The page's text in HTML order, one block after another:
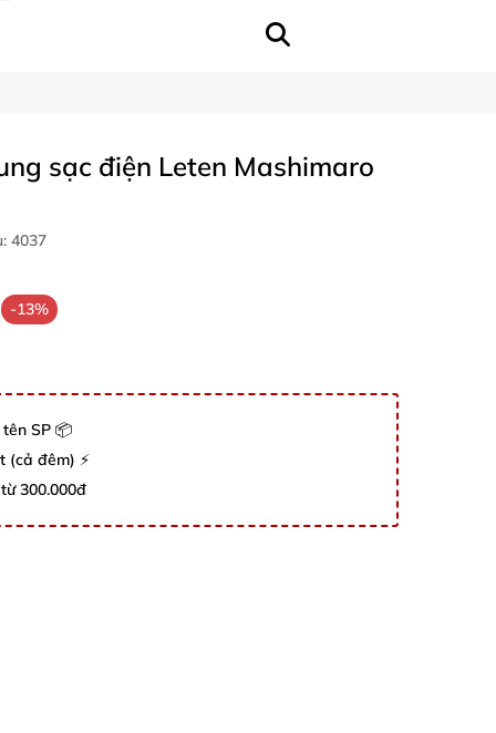
sạc điện Leten Mashimaro
4037
-13%
SP 📦
(cả đêm) ⚡
300.000đ